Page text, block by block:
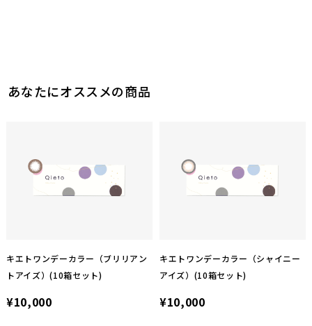
あなたにオススメの商品
キエトワンデーカラー（ブリリアン
トアイズ）(10箱セット)
¥10,000
キエトワンデーカラー（シャイニー
アイズ）(10箱セット)
¥10,000